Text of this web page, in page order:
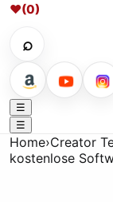
♥(0)
⌕
☰
☰
Home›Creator
kostenlose